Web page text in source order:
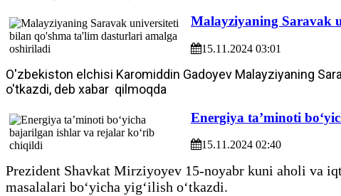
Malayziyaning Saravak
15.11.2024 03:01
O'zbekiston elchisi Karomiddin Gadoyev Malayziyaning
o'tkazdi, deb xabar qilmoqda
Energiya ta’minoti
15.11.2024 02:40
Prezident Shavkat Mirziyoyev 15-noyabr kuni aholi va
masalalari bo‘yicha yig‘ilish o‘tkazdi.